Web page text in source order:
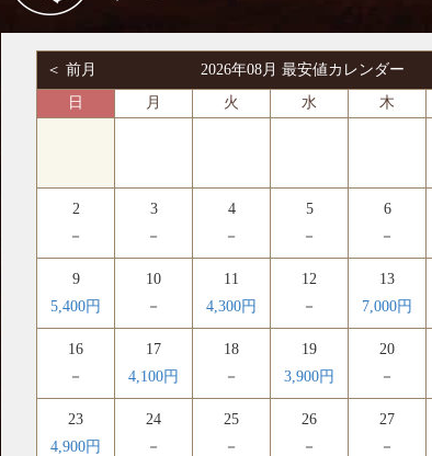
俺の
＜ 前月 2026年08月 最安値カレンダー
日
月 火 水 木
2
－
3
－
4
－
5
－
6
－
9
5,400円
10
－
11
4,300円
12
－
13
7,000円
16
－
17
4,100円
18
－
19
3,900円
20
－
23
4,900円
24
－
25
－
26
－
27
－